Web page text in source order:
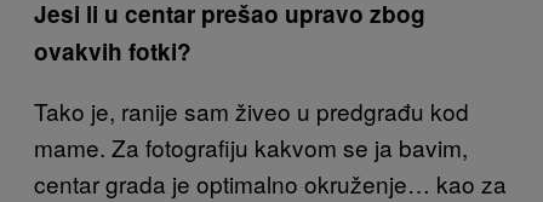
Jesi li u centar prešao upravo zbog
ovakvih fotki?
Tako je, ranije sam živeo u predgrađu kod
mame. Za fotografiju kakvom se ja bavim,
centar grada je optimalno okruženje… kao za